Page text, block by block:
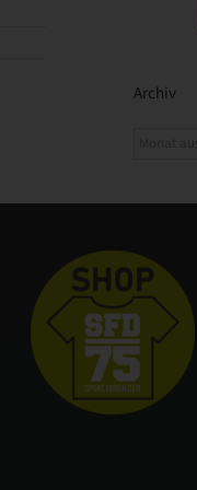
Archiv